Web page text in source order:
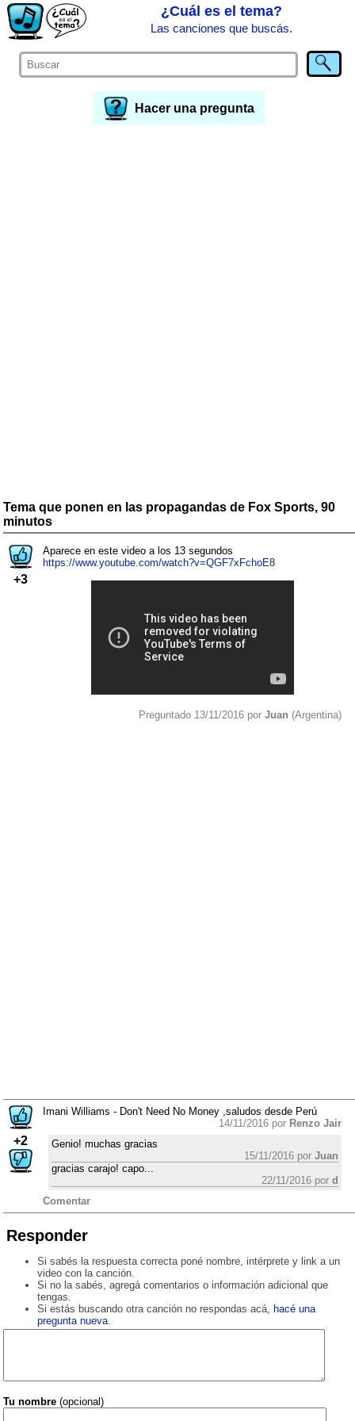
¿Cuál es el tema?
Las canciones que buscás.
Hacer una pregunta
Tema que ponen en las propagandas de Fox Sports, 90
minutos
+3
Aparece en este video a los 13 segundos
https://www.youtube.com/watch?v=QGF7xFchoE8
Preguntado 13/11/2016 por Juan (Argentina)
+2
Imani Williams - Don't Need No Money ,saludos desde Perú
14/11/2016 por Renzo Jair
Genio! muchas gracias
15/11/2016 por Juan
gracias carajo! capo...
22/11/2016 por d
Comentar
Responder
Si sabés la respuesta correcta poné nombre, intérprete y link a un
video con la canción.
Si no la sabés, agregá comentarios o información adicional que
tengas.
Si estás buscando otra canción no respondas acá, hacé una
pregunta nueva.
Tu nombre (opcional)